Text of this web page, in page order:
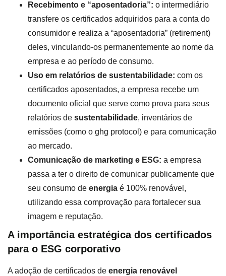
Recebimento e “aposentadoria”: o intermediário
transfere os certificados adquiridos para a conta do
consumidor e realiza a “aposentadoria” (retirement)
deles, vinculando-os permanentemente ao nome da
empresa e ao período de consumo.
Uso em relatórios de sustentabilidade: com os
certificados aposentados, a empresa recebe um
documento oficial que serve como prova para seus
relatórios de sustentabilidade, inventários de
emissões (como o ghg protocol) e para comunicação
ao mercado.
Comunicação de marketing e ESG: a empresa
passa a ter o direito de comunicar publicamente que
seu consumo de energia é 100% renovável,
utilizando essa comprovação para fortalecer sua
imagem e reputação.
A importância estratégica dos certificados
para o ESG corporativo
A adoção de certificados de energia renovável